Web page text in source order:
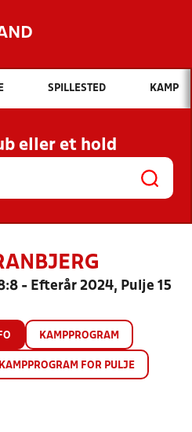
Hvad vil du søge efter?
INDHOLD OG NYHEDER
KLUBBER OG
SPILLESTED KAMP
eller et hold
- Efterår 2024, Pulje 15
KAMPPROGRAM
KAMPPROGRAM FOR PULJE